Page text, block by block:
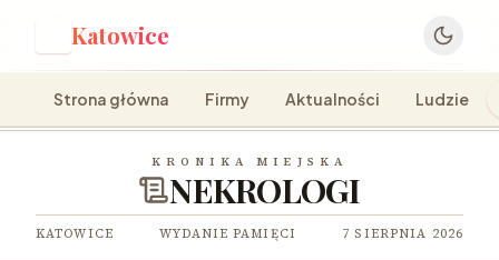
Katowice
Strona główna Firmy Aktualności Ludzie
KRONIKA MIEJSKA
NEKROLOGI
KATOWICE WYDANIE PAMIĘCI 7 SIERPNIA 2026